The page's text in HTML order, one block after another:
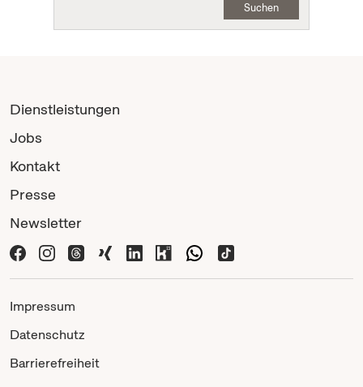
Suchen
Dienstleistungen
Jobs
Kontakt
Presse
Newsletter
Impressum
Datenschutz
Barrierefreiheit